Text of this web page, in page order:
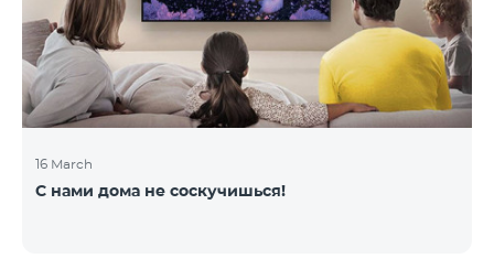
16 March
С нами дома не соскучишься!